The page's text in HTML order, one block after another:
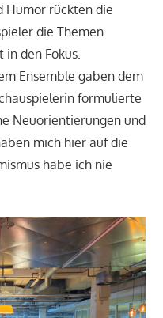
Humor rückten die
die Themen
den Fokus.
Ensemble gaben dem
formulierte
Neuorientierungen und
mich hier auf die
habe ich nie